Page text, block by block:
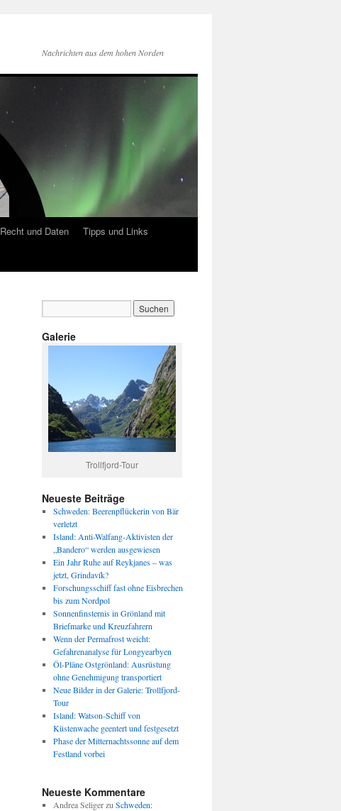
Nachrichten aus dem hohen Norden
Recht und Daten
Tipps und Links
Galerie
Trollfjord-Tour
Neueste Beiträge
Schweden: Beerenpflückerin von Bär
verletzt
Island: Anti-Walfang-Aktivisten der
„Bandero“ werden ausgewiesen
Ein Jahr Ruhe auf Reykjanes – was
jetzt, Grindavík?
Forschungsschiff fast ohne Eisbrechen
bis zum Nordpol
Sonnenfinsternis in Grönland mit
Briefmarke und Kreuzfahrern
Wenn der Permafrost weicht:
Gefahrenanalyse für Longyearbyen
Öl-Pläne Ostgrönland: Ausrüstung
ohne Genehmigung transportiert
Neue Bilder in der Galerie: Trollfjord-
Tour
Island: Watson-Schiff von
Küstenwache geentert und festgesetzt
Phase der Mitternachtssonne auf dem
Festland vorbei
Neueste Kommentare
Andrea Seligerzu Schweden: